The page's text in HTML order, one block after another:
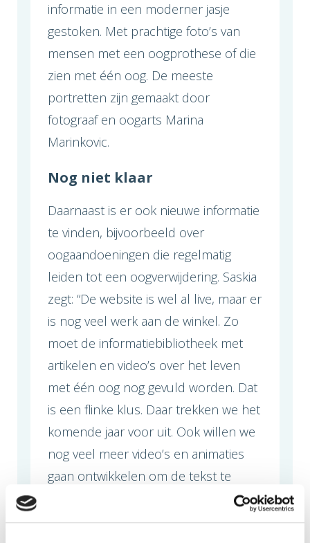
informatie in een moderner jasje
gestoken. Met prachtige foto’s van
mensen met een oogprothese of die
zien met één oog. De meeste
portretten zijn gemaakt door
fotograaf en oogarts Marina
Marinkovic.
Nog niet klaar
Daarnaast is er ook nieuwe informatie
te vinden, bijvoorbeeld over
oogaandoeningen die regelmatig
leiden tot een oogverwijdering. Saskia
zegt: “De website is wel al live, maar er
is nog veel werk aan de winkel. Zo
moet de informatiebibliotheek met
artikelen en video’s over het leven
met één oog nog gevuld worden. Dat
is een flinke klus. Daar trekken we het
komende jaar voor uit. Ook willen we
nog veel meer video’s en animaties
gaan ontwikkelen om de tekst te
ondersteunen. Ook zullen we onze
klankbordleden voor de website